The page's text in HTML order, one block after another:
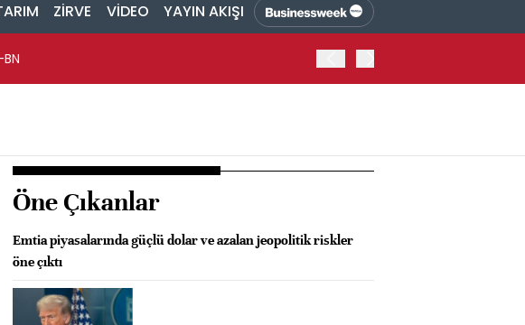
ZİRVE VİDEO YAYIN AKIŞI
BN
Öne Çıkanlar
Emtia piyasalarında güçlü dolar ve azalan jeopolitik riskler
öne çıktı